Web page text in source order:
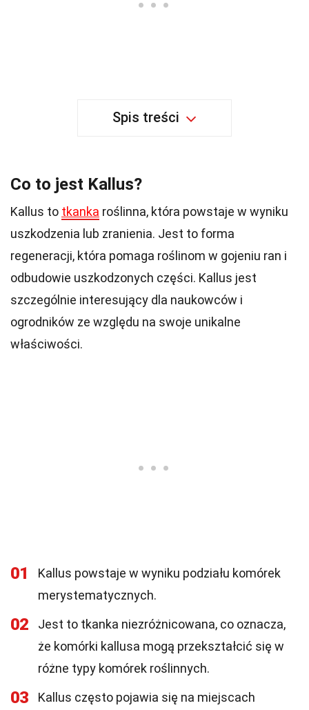
Spis treści
Co to jest Kallus?
Kallus to tkanka roślinna, która powstaje w wyniku
uszkodzenia lub zranienia. Jest to forma
regeneracji, która pomaga roślinom w gojeniu ran i
odbudowie uszkodzonych części. Kallus jest
szczególnie interesujący dla naukowców i
ogrodników ze względu na swoje unikalne
właściwości.
01
Kallus powstaje w wyniku podziału komórek
merystematycznych.
02
Jest to tkanka niezróżnicowana, co oznacza,
że komórki kallusa mogą przekształcić się w
różne typy komórek roślinnych.
03
Kallus często pojawia się na miejscach